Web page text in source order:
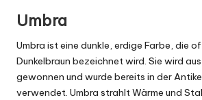
Umbra
Umbra ist eine dunkle, erdige Farbe, die
Dunkelbraun bezeichnet wird. Sie wird
gewonnen und wurde bereits in der
verwendet. Umbra strahlt Wärme und